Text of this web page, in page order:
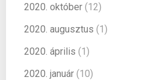
2020. október (12)
2020. augusztus (1)
2020. április (1)
2020. január (10)